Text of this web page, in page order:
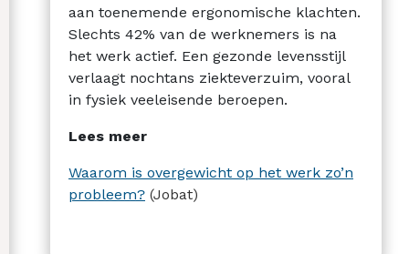
aan toenemende ergonomische klachten.
Slechts 42% van de werknemers is na
het werk actief. Een gezonde levensstijl
verlaagt nochtans ziekteverzuim, vooral
in fysiek veeleisende beroepen.
Lees meer
Waarom is overgewicht op het werk zo’n
probleem? (Jobat)